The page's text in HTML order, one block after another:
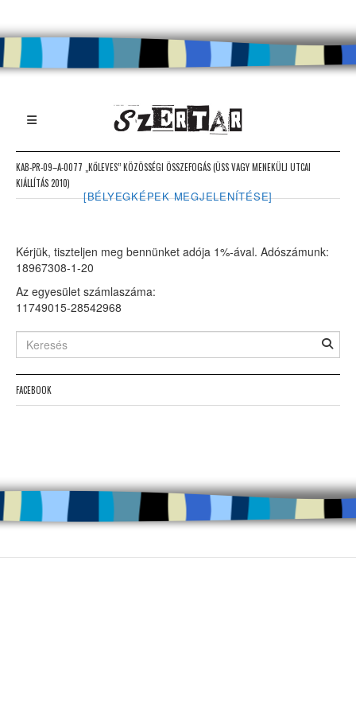
KAB-PR-09–A-0077 „KŐLEVES” KÖZÖSSÉGI ÖSSZEFOGÁS (ÜSS VAGY MENEKÜLJ UTCAI
KIÁLLÍTÁS 2010)
[BÉLYEGKÉPEK MEGJELENÍTÉSE]
Kérjük, tiszteljen meg bennünket adója 1%-ával. Adószámunk:
18967308-1-20
Az egyesület számlaszáma:
11749015-28542968
FACEBOOK